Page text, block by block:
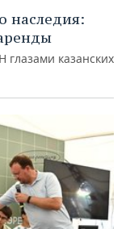
наследия:
казанских